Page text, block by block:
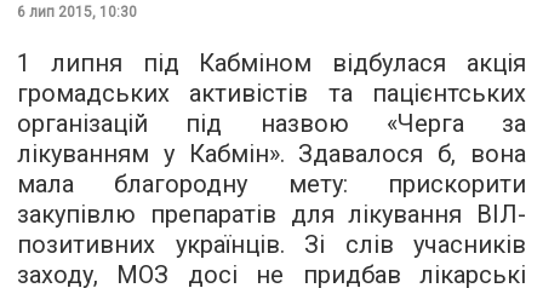
6 лип 2015, 10:30
1 липня під Кабміном відбулася акція
громадських активістів та пацієнтських
організацій під назвою «Черга за
лікуванням у Кабмін». Здавалося б, вона
мала благородну мету: прискорити
закупівлю препаратів для лікування ВІЛ-
позитивних українців. Зі слів учасників
заходу, МОЗ досі не придбав лікарські